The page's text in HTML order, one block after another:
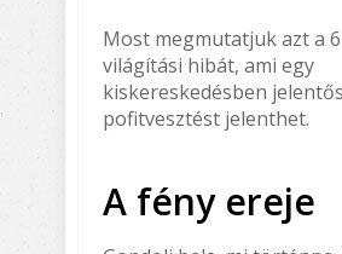
Most megmutatjuk azt a
világítási hibát, ami egy
kiskereskedésben jelentős
pofitvesztést jelenthet.
A fény ereje